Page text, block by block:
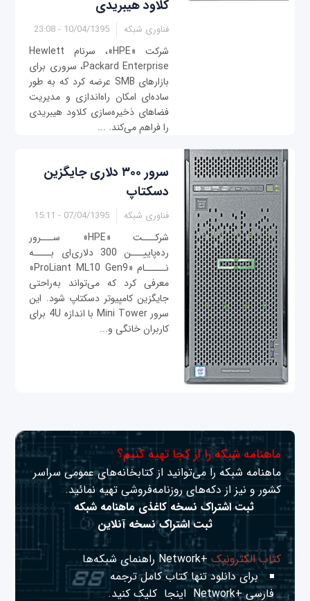
کلاود هیبریدی
فناوری شبکه 10/04/1395 - 23:08
شرکت «HPE»، سرنام Hewlett
Packard Enterprise، سروری برای
بازارهای SMB عرضه کرد که به طور
ساده‌ای امکان راه‌اندازی و مدیریت
فضاهای ذخیره‌سازی کلاود هیبریدی
را فراهم می‌کند. ...
سرور ۳۰۰ دلاری جایگزین
دسکتاپ
فناوری شبکه 07/04/1395 - 15:11
شرکـــت «HPE» ســـرور
رده‌پاییـــن 300 دلاری‌ای بــــه
نـــــام «ProLiant ML10 Gen9»
معرفی کرد که می‌تواند به‌راحتی
جایگزین کامپیوتر دسکتاپ شود. این
سرور Mini Tower با اندازه 4U برای
کاربران خانگی و...
ماهنامه شبکه را از کجا تهیه کنیم؟
ماهنامه شبکه را می‌توانید از کتابخانه‌های عمومی سراسر
کشور و نیز از دکه‌های روزنامه‌فروشی تهیه نمائید.
ثبت اشتراک نسخه کاغذی ماهنامه شبکه
ثبت اشتراک نسخه آنلاین
کتاب الکترونیک+Network راهنمای شبکه‌ها
برای دانلود تنها کتاب کامل ترجمه
فارسی +Network
اینجا کلیک کنید.